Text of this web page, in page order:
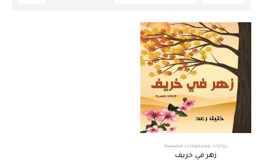
روايات ومجموعات قصصية
زهر في خريف